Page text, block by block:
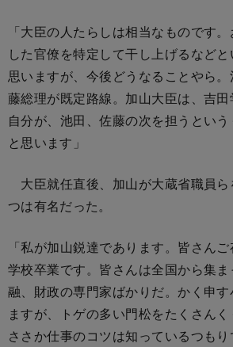
「大臣の人たらしは相当なものです
した官僚を特定して干し上げるなど
思いますが、今後どうなることやら
藤総理が既定路線。加山大臣は、吉
自分が、池田、佐藤の次を担うとい
と思います」
大臣就任直後、加山が大蔵省職員ら
つは有名だった。
「私が加山鋭達であります。皆さん
学校卒業です。皆さんは全国から集
融、財政の専門家ばかりだ。かく申
ますが、トゲの多い門松をたくさん
ささか仕事のコツは知っているつも